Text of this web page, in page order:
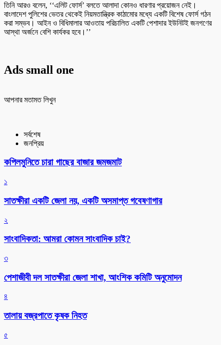
তিনি আরও বলেন, ‘‘এলিট ফোর্স’ বলতে আলাদা কোনও ধারণার প্রয়োজন নেই।
বাংলাদেশ পুলিশের ভেতর থেকেই নিয়মতান্ত্রিক কাঠামোর মধ্যে একটি বিশেষ ফোর্স গঠন
করা সম্ভব। আইন ও বিধিমালার আওতায় পরিচালিত একটি পেশাদার ইউনিটই জনগণের
আস্থা অর্জনে বেশি কার্যকর হবে।’’
Ads small one
আপনার মতামত লিখুন
সর্বশেষ
জনপ্রিয়
কপিলমুনিতে চারা গাছের বাজার জমজমাট
১
সাতক্ষীরা একটি জেলা নয়, একটি অসমাপ্ত গবেষণাগার
২
সাংবাদিকতা: আমরা কোমন সাংবাদিক চাই?
৩
পেশাজীবী দল সাতক্ষীরা জেলা শাখা, আংশিক কমিটি অনুমোদন
৪
তালায় বজ্রপাতে কৃষক নিহত
৫